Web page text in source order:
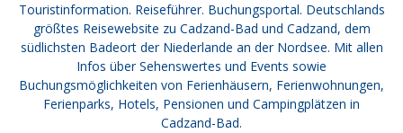
Touristinformation. Reiseführer. Buchungsportal. Deutschlands
größtes Reisewebsite zu Cadzand-Bad und Cadzand, dem
südlichsten Badeort der Niederlande an der Nordsee. Mit allen
Infos über Sehenswertes und Events sowie
Buchungsmöglichkeiten von Ferienhäusern, Ferienwohnungen,
Ferienparks, Hotels, Pensionen und Campingplätzen in
Cadzand-Bad.